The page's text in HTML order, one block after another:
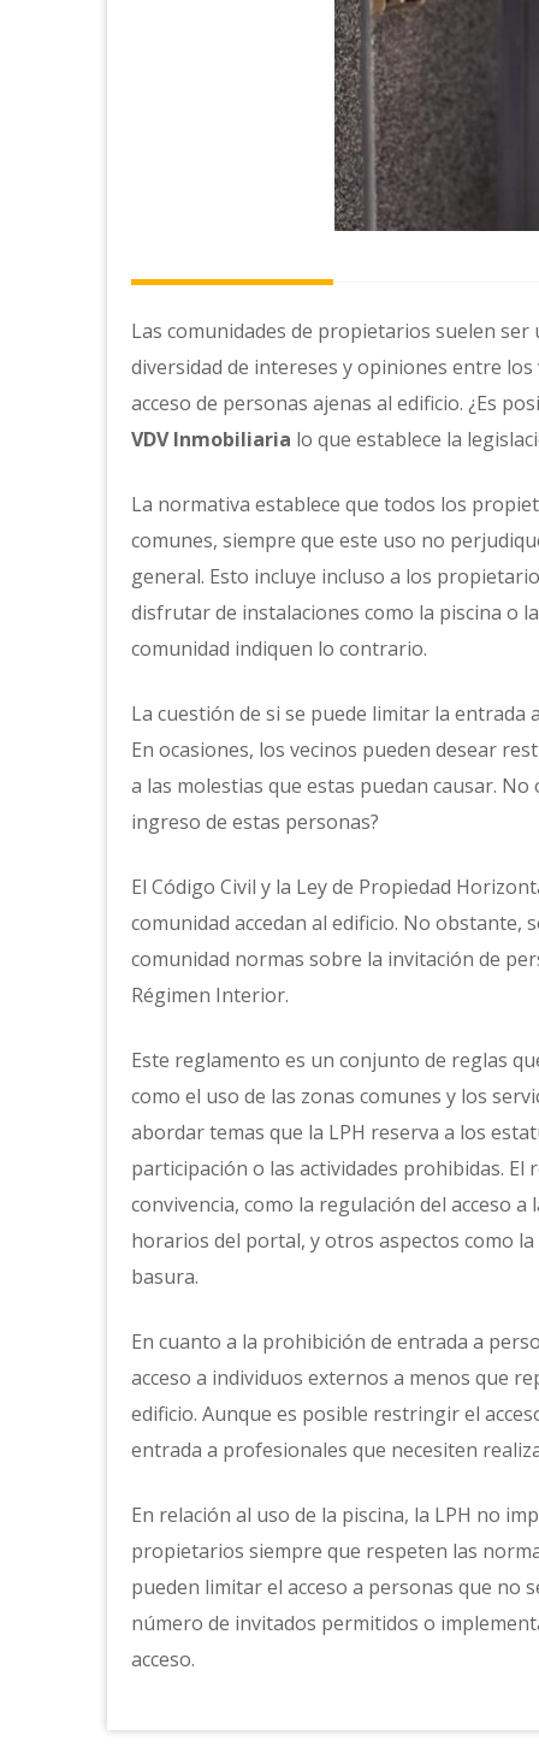
Las comunidades de propietarios suelen
diversidad de intereses y opiniones entre
acceso de personas ajenas al edificio. ¿Es
VDV Inmobiliaria lo que establece la
La normativa establece que todos los
comunes, siempre que este uso no
general. Esto incluye incluso a los
disfrutar de instalaciones como la piscina o
comunidad indiquen lo contrario.
La cuestión de si se puede limitar la entrada
En ocasiones, los vecinos pueden desear
a las molestias que estas puedan causar.
ingreso de estas personas?
El Código Civil y la Ley de Propiedad
comunidad accedan al edificio. No obstante,
comunidad normas sobre la invitación de
Régimen Interior.
Este reglamento es un conjunto de reglas
como el uso de las zonas comunes y los
abordar temas que la LPH reserva a los
participación o las actividades prohibidas.
convivencia, como la regulación del acceso
horarios del portal, y otros aspectos como
basura.
En cuanto a la prohibición de entrada a
acceso a individuos externos a menos que
edificio. Aunque es posible restringir el
entrada a profesionales que necesiten
En relación al uso de la piscina, la LPH no
propietarios siempre que respeten las
pueden limitar el acceso a personas que no
número de invitados permitidos o
acceso.